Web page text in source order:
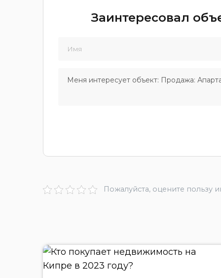
Заинтересовал
Пожалуйста, оцените пользу